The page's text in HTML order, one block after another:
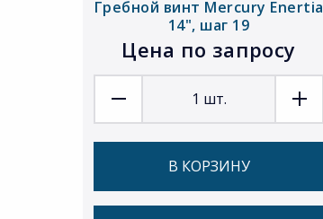
Гребной винт Mercury Enertia
14", шаг 19
Цена по запросу
1 шт.
В КОРЗИНУ